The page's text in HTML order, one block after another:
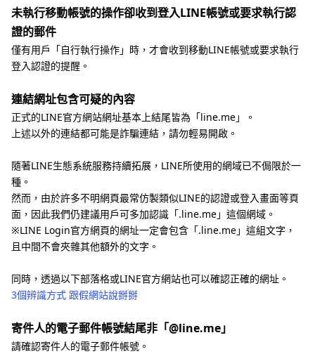
未執行移動帳號的操作卻收到登入LINE帳號或要求執行認
證的郵件
僅有用戶「自行執行操作」時，才會收到移動LINE帳號或要求執行
登入認證的提醒。
連結網址包含可疑的內容
正式的LINE官方網站網址基本上結尾皆為「line.me」。
上述以外的連結都可能是詐騙連結，請勿輕易開啟。
隨著LINE生態系統服務持續拓展，LINE所使用的網域已不侷限於一
種。
然而，由於許多不明網頁最常仿製類似LINE的認證或登入畫面等頁
面，因此我們仍建議用戶可多加認識「.line.me」這個網域。
※LINE Login官方網頁的網址一定會包含「.line.me」這組文字，
且中間不會夾雜其他額外的文字。
同時，透過以下部落格或LINE官方網站也可以確認正確的網址。
3個辨識方式 跟假網站說掰掰
寄件人的電子郵件帳號結尾非「@line.me」
請確認寄件人的電子郵件帳號。